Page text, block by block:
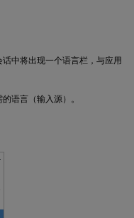
中将出现一个语言栏，与应用
语言（输入源）。